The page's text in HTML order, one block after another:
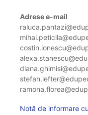
Adrese e-mail
Notă de informare